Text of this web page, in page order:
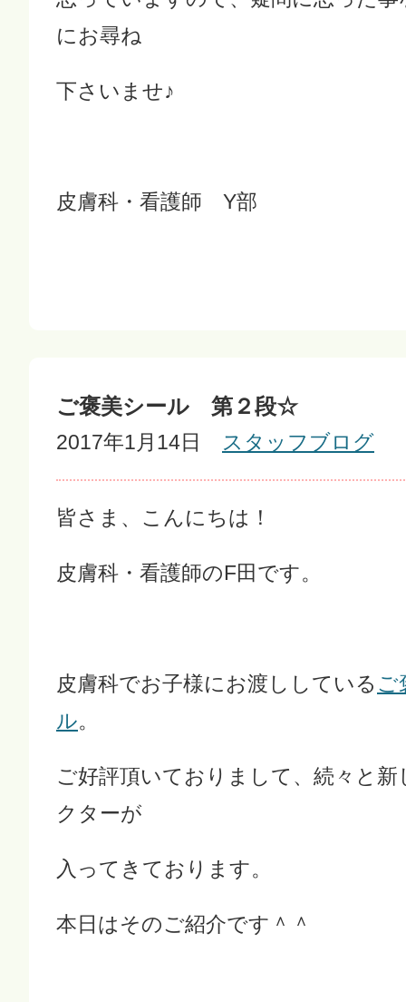
にお尋ね
下さいませ♪
皮膚科・看護師 Y部
ご褒美シール 第２段☆
2017年1月14日 スタッフブログ
皆さま、こんにちは！
皮膚科・看護師のF田です。
皮膚科でお子様にお渡ししている ご
ル。
ご好評頂いておりまして、続々と
クターが
入ってきております。
本日はそのご紹介です＾＾